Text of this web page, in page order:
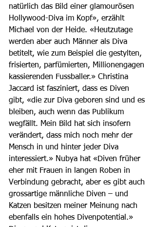
natürlich das Bild einer glamourösen
Hollywood-Diva im Kopf», erzählt
Michael von der Heide. «Heutzutage
werden aber auch Männer als Diva
betitelt, wie zum Beispiel die gestylten,
frisierten, parfümierten, Millionengagen
kassierenden Fussballer.» Christina
Jaccard ist fasziniert, dass es Diven
gibt, «die zur Diva geboren sind und es
bleiben, auch wenn das Publikum
wegfällt. Mein Bild hat sich insofern
verändert, dass mich noch mehr der
Mensch in und hinter jeder Diva
interessiert.» Nubya hat «Diven früher
eher mit Frauen in langen Roben in
Verbindung gebracht, aber es gibt auch
grossartige männliche Diven – und
Katzen besitzen meiner Meinung nach
ebenfalls ein hohes Divenpotential.»